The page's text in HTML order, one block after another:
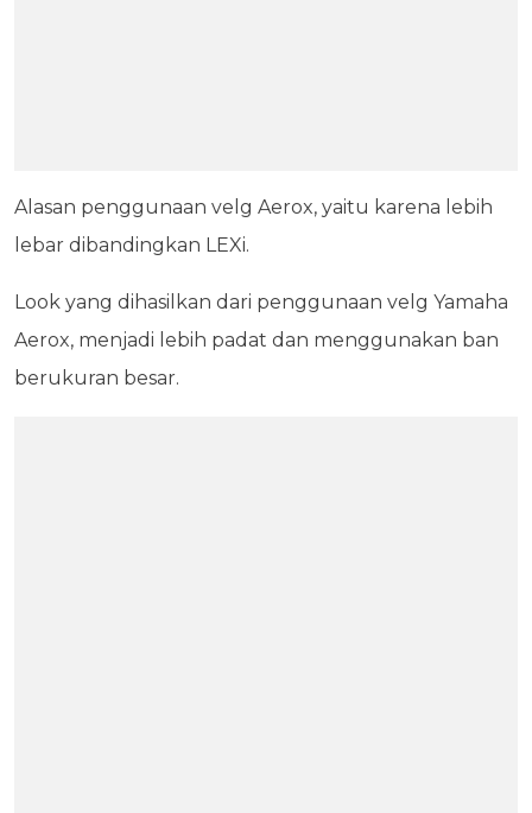
Alasan penggunaan velg Aerox, yaitu karena lebih
lebar dibandingkan LEXi.
Look yang dihasilkan dari penggunaan velg Yamaha
Aerox, menjadi lebih padat dan menggunakan ban
berukuran besar.